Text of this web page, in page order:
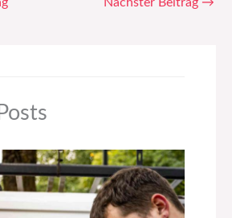
Nächster Beitrag →